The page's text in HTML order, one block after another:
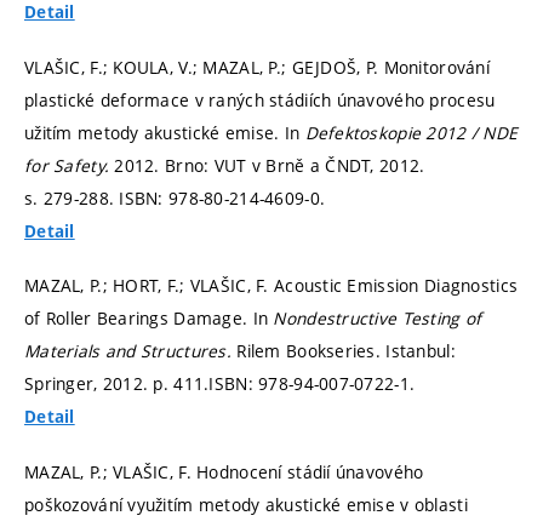
Detail
VLAŠIC, F.; KOULA, V.; MAZAL, P.; GEJDOŠ, P. Monitorování
plastické deformace v raných stádiích únavového procesu
užitím metody akustické emise. In Defektoskopie 2012 / NDE
for Safety. 2012. Brno: VUT v Brně a ČNDT, 2012.
s. 279-288. ISBN: 978-80-214-4609-0.
Detail
MAZAL, P.; HORT, F.; VLAŠIC, F. Acoustic Emission Diagnostics
of Roller Bearings Damage. In Nondestructive Testing of
Materials and Structures. Rilem Bookseries. Istanbul:
Springer, 2012. p. 411.ISBN: 978-94-007-0722-1.
Detail
MAZAL, P.; VLAŠIC, F. Hodnocení stádií únavového
poškozování využitím metody akustické emise v oblasti